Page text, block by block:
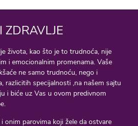
ZDRAVLJE
života, kao što je to trudnoća, nije
i emocionalnim promenama. Vaše
ne samo trudnoću, nego i
razlicitih specijalnosti ,na našem sajtu
i biće uz Vas u ovom predivnom
onim parovima koji žele da ostvare